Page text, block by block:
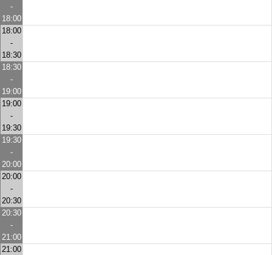
-
18:00
18:00
-
18:30
18:30
-
19:00
19:00
-
19:30
19:30
-
20:00
20:00
-
20:30
20:30
-
21:00
21:00